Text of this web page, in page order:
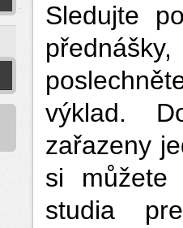
Sledujte
výklad.
zařazeny
si můžete
studia